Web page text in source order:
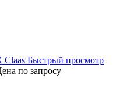
Быстрый просмотр
по запросу